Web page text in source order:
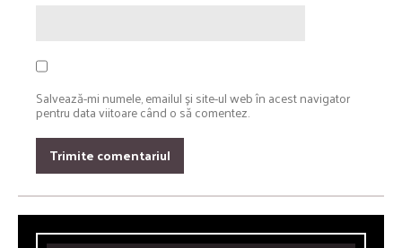
Salvează-mi numele, emailul și site-ul web în acest navigator
pentru data viitoare când o să comentez.